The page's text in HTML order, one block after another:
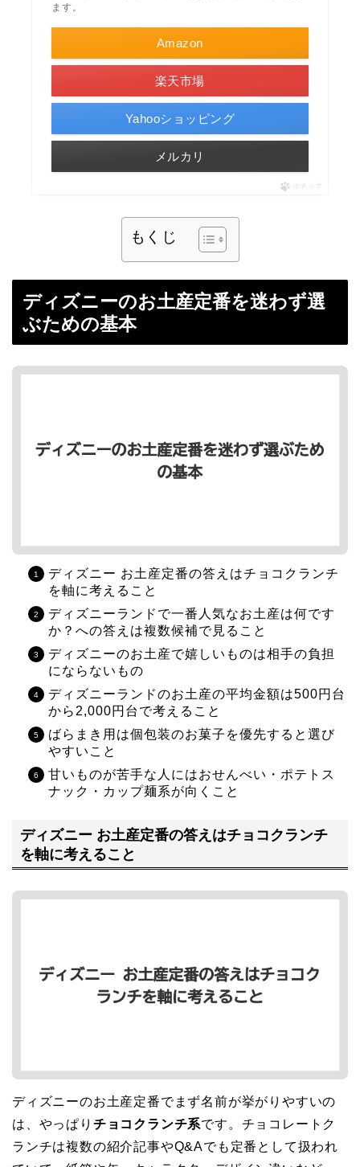
ます。
Amazon
楽天市場
Yahooショッピング
メルカリ
ポチップ
もくじ
ディズニーのお土産定番を迷わず選
ぶための基本
ディズニー お土産定番の答えはチョコクランチ
を軸に考えること
ディズニーランドで一番人気なお土産は何です
か？への答えは複数候補で見ること
ディズニーのお土産で嬉しいものは相手の負担
にならないもの
ディズニーランドのお土産の平均金額は500円台
から2,000円台で考えること
ばらまき用は個包装のお菓子を優先すると選び
やすいこと
甘いものが苦手な人にはおせんべい・ポテトス
ナック・カップ麺系が向くこと
ディズニー お土産定番の答えはチョコクランチ
を軸に考えること
ディズニーのお土産定番でまず名前が挙がりやすいの
は、やっぱり チョコクランチ系です。チョコレートク
ランチは複数の紹介記事やQ&Aでも定番として扱われ